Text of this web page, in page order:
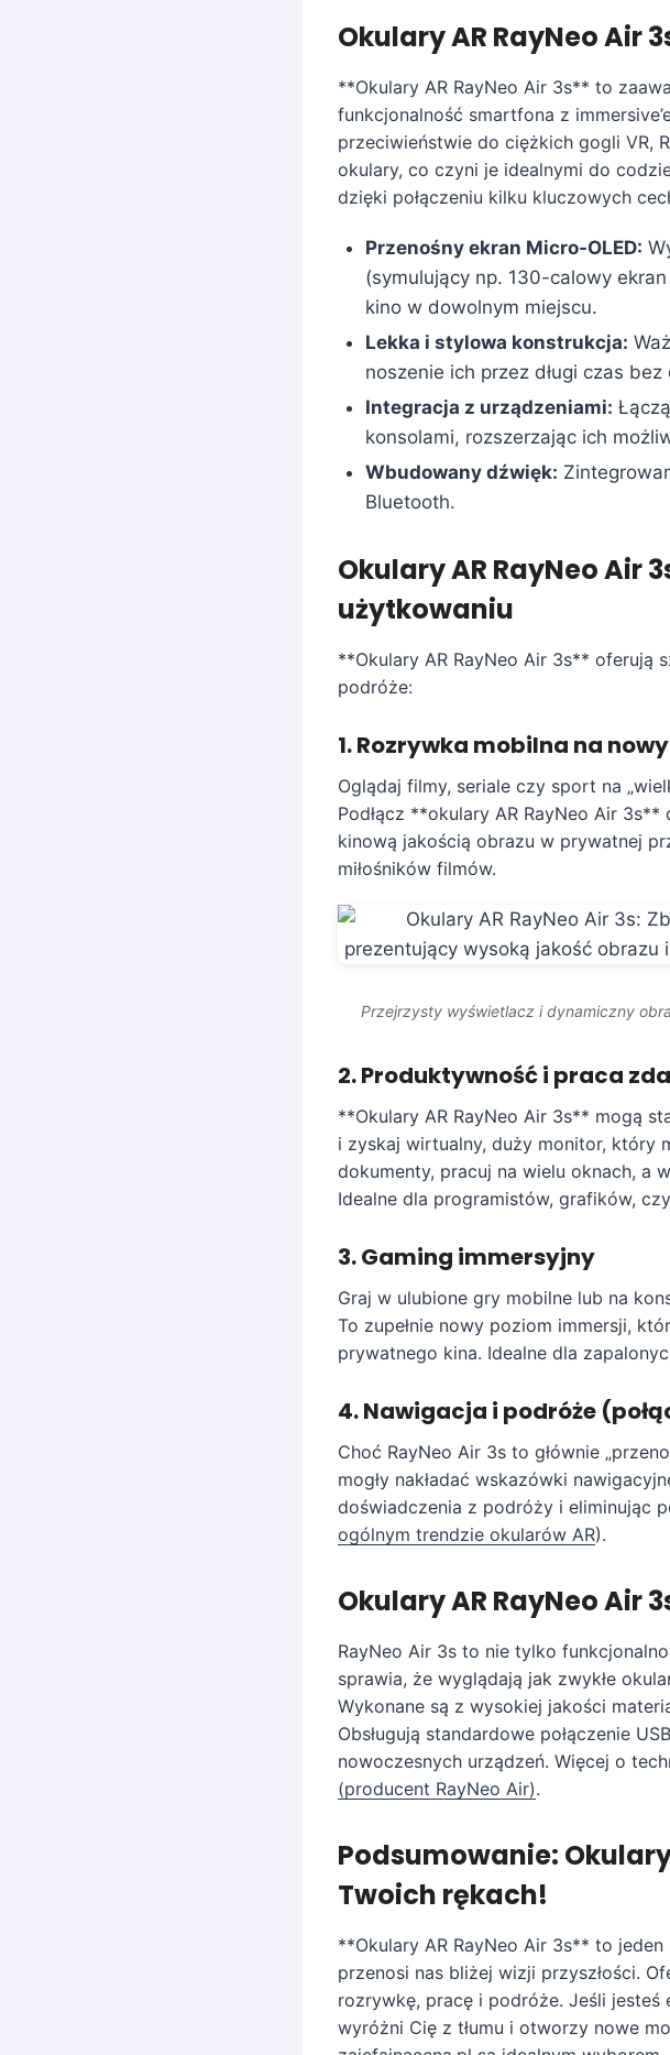
Okulary AR RayNeo Air
**Okulary AR RayNeo Air 3s** to
funkcjonalność smartfona z
przeciwieństwie do ciężkich gogli VR,
okulary, co czyni je idealnymi do
dzięki połączeniu kilku kluczowych
Przenośny ekran Micro-OLED:
(symulujący np. 130-calowy
kino w dowolnym miejscu.
Lekka i stylowa konstrukcja:
noszenie ich przez długi czas
Integracja z urządzeniami:
konsolami, rozszerzając ich
Wbudowany dźwięk:
Bluetooth.
Okulary AR RayNeo Air
użytkowaniu
**Okulary AR RayNeo Air 3s** oferują
podróże:
1. Rozrywka mobilna na
Oglądaj filmy, seriale czy sport na
Podłącz **okulary AR RayNeo Air
kinową jakością obrazu w prywatnej
miłośników filmów.
Przejrzysty wyświetlacz i dynamiczny
2. Produktywność i praca
**Okulary AR RayNeo Air 3s** mogą
i zyskaj wirtualny, duży monitor, który
dokumenty, pracuj na wielu oknach, a
Idealne dla programistów, grafików,
3. Gaming immersyjny
Graj w ulubione gry mobilne lub na
To zupełnie nowy poziom immersji,
prywatnego kina. Idealne dla
4. Nawigacja i podróże
Choć RayNeo Air 3s to głównie
mogły nakładać wskazówki
doświadczenia z podróży i eliminując
ogólnym trendzie okularów AR).
Okulary AR RayNeo Air
RayNeo Air 3s to nie tylko
sprawia, że wyglądają jak zwykłe
Wykonane są z wysokiej jakości
Obsługują standardowe połączenie
nowoczesnych urządzeń. Więcej o
(producent RayNeo Air).
Podsumowanie: Okulary
Twoich rękach!
**Okulary AR RayNeo Air 3s** to
przenosi nas bliżej wizji przyszłości.
rozrywkę, pracę i podróże. Jeśli
wyróżni Cię z tłumu i otworzy nowe